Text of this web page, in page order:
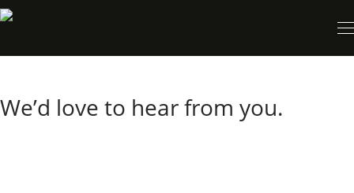
We’d love to hear from you.